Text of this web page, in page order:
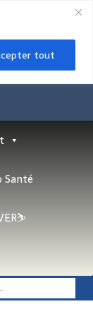
tout